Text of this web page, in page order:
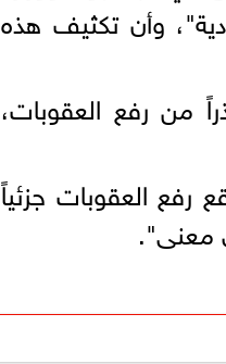
وأن تكثيف هذه
من رفع العقوبات،
العقوبات جزئياً
معنى".